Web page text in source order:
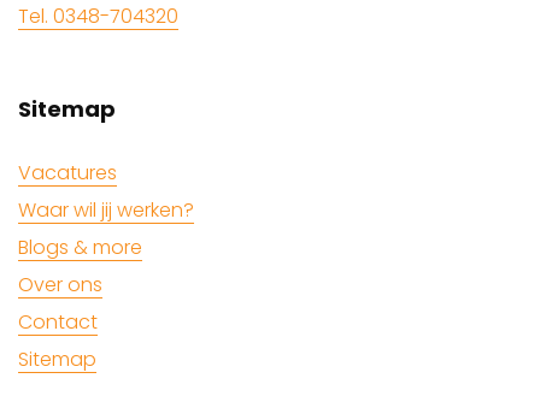
Tel. 0348-704320
Sitemap
Vacatures
Waar wil jij werken?
Blogs & more
Over ons
Contact
Sitemap